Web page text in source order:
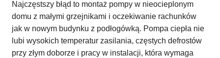
Najczęstszy błąd to montaż pompy w nieocieplonym
domu z małymi grzejnikami i oczekiwanie rachunków
jak w nowym budynku z podłogówką. Pompa ciepła nie
lubi wysokich temperatur zasilania, częstych defrostów
przy złym doborze i pracy w instalacji, która wymaga